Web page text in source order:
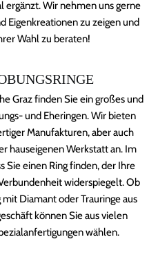
Wir nehmen uns gerne
Eigenkreationen zu zeigen und
Wahl zu beraten!
Graz finden Sie ein großes und
und Eheringen. Wir bieten
Manufakturen, aber auch
hauseigenen Werkstatt an. Im
Sie einen Ring finden, der Ihre
widerspiegelt. Ob
Diamant oder Trauringe aus
können Sie aus vielen
wählen.